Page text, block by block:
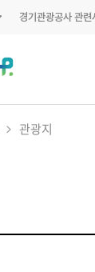
경기관광공사 관련
관광지